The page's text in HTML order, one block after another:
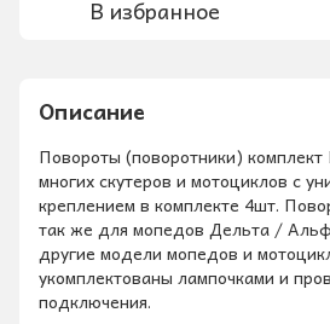
В избранное
Описание
Повороты (поворотники)
многих скутеров и мотоциклов с
креплением в комплекте 4шт.
так же для мопедов Дельта /
другие модели мопедов и
укомплектованы лампочками и
подключения.